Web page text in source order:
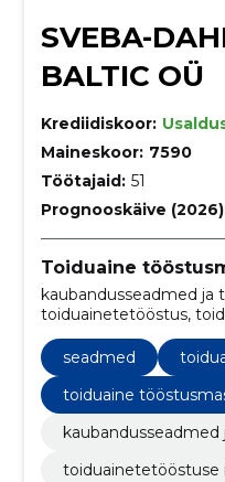
SVEBA-
BALTIC OÜ
Krediidiskoor:
Maineskoor: 7590
Töötajaid: 51
Prognooskäive
Toiduaine
kaubandusseadmed ja
toiduainetetööstus,
seadmed,
toitlustusettevõtete
toitlustusettevõtete
tehnoloogiline varustus
seadmed
toiduaine
kaubandusseadmed
toiduainetetööstuse